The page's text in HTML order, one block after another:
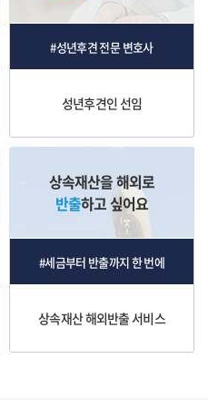
#성년후견 전문 변호사
성년후견인 선임
상속재산을 해외로
반출하고 싶어요
#세금부터 반출까지 한 번에
상속재산 해외반출 서비스